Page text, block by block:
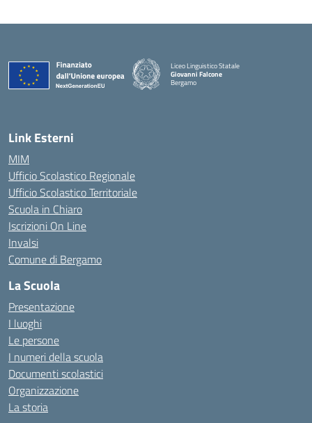
Liceo Linguistico Statale
Giovanni Falcone
Bergamo
— Visita la pagina iniziale della scuola
Link Esterni
MIM
Ufficio Scolastico Regionale
Ufficio Scolastico Territoriale
Scuola in Chiaro
Iscrizioni On Line
Invalsi
Comune di Bergamo
La Scuola
Presentazione
I luoghi
Le persone
I numeri della scuola
Documenti scolastici
Organizzazione
La storia